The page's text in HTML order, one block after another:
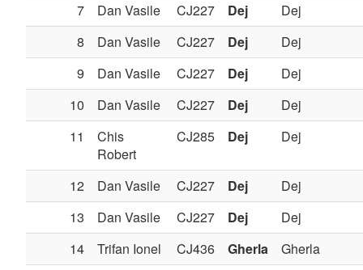
7
Dan Vasile CJ227 Dej
Dej
8
Dan Vasile CJ227 Dej
Dej
9
Dan Vasile CJ227 Dej
Dej
10
Dan Vasile CJ227 Dej
Dej
11
Chis
Robert
CJ285 Dej Dej
12 Dan Vasile CJ227 Dej
Dej
13
Dan Vasile CJ227 Dej
Dej
14
Trifan Ionel CJ436 Gherla
Gherla